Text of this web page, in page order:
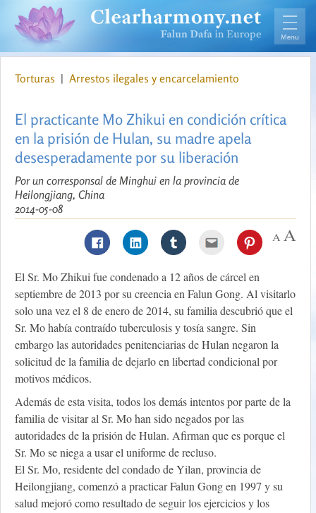
Torturas | Arrestos ilegales y encarcelamiento
El practicante Mo Zhikui en condición crítica
en la prisión de Hulan, su madre apela
desesperadamente por su liberación
Por un corresponsal de Minghui en la provincia de
Heilongjiang, China
2014-05-08
El Sr. Mo Zhikui fue condenado a 12 años de cárcel en
septiembre de 2013 por su creencia en Falun Gong. Al visitarlo
solo una vez el 8 de enero de 2014, su familia descubrió que el
Sr. Mo había contraído tuberculosis y tosía sangre. Sin
embargo las autoridades penitenciarias de Hulan negaron la
solicitud de la familia de dejarlo en libertad condicional por
motivos médicos.
Además de esta visita, todos los demás intentos por parte de la
familia de visitar al Sr. Mo han sido negados por las
autoridades de la prisión de Hulan. Afirman que es porque el
Sr. Mo se niega a usar el uniforme de recluso.
El Sr. Mo, residente del condado de Yilan, provincia de
Heilongjiang, comenzó a practicar Falun Gong en 1997 y su
salud mejoró como resultado de seguir los ejercicios y los